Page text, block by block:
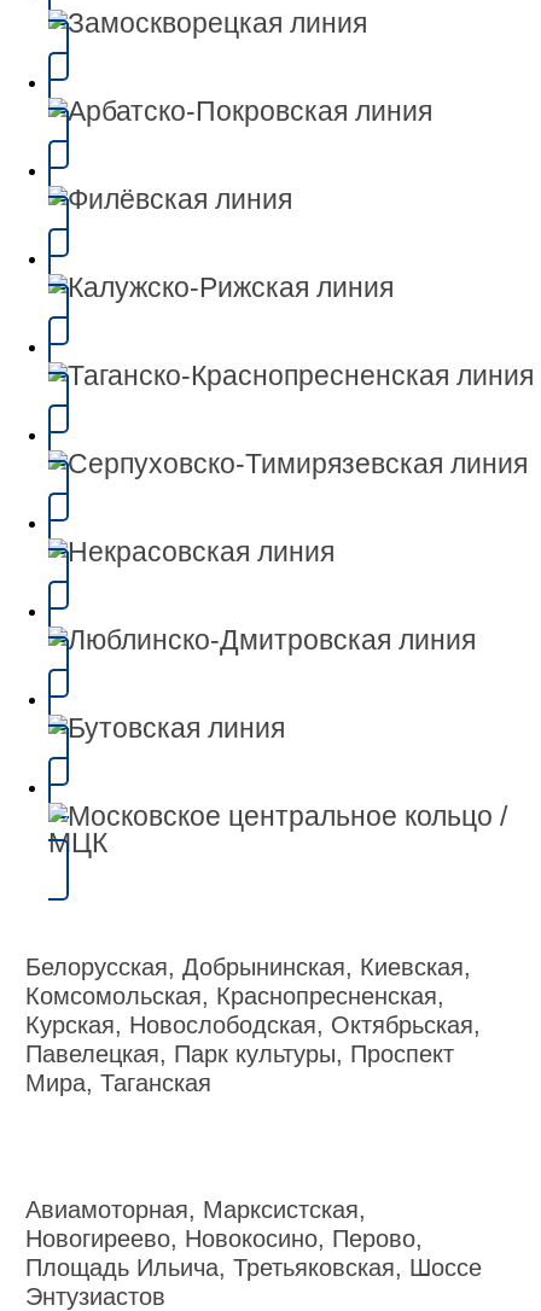
Белорусская, Добрынинская, Киевская,
Комсомольская, Краснопресненская,
Курская, Новослободская, Октябрьская,
Павелецкая, Парк культуры, Проспект
Мира, Таганская
Авиамоторная, Марксистская,
Новогиреево, Новокосино, Перово,
Площадь Ильича, Третьяковская, Шоссе
Энтузиастов